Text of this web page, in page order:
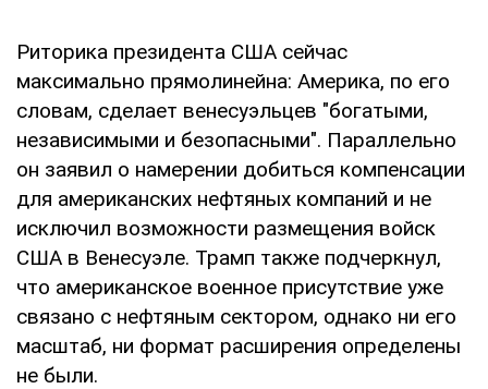
Риторика президента США сейчас
максимально прямолинейна: Америка, по его
словам, сделает венесуэльцев "богатыми,
независимыми и безопасными". Параллельно
он заявил о намерении добиться компенсации
для американских нефтяных компаний и не
исключил возможности размещения войск
США в Венесуэле. Трамп также подчеркнул,
что американское военное присутствие уже
связано с нефтяным сектором, однако ни его
масштаб, ни формат расширения определены
не были.